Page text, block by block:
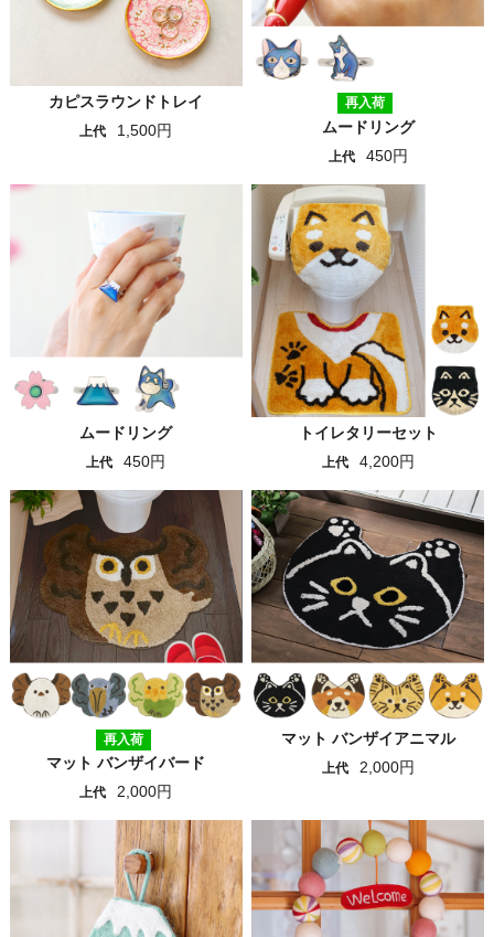
カピスラウンドトレイ
上代 1,500円
再入荷
ムードリング
上代 450円
ムードリング
上代 450円
トイレタリーセット
上代 4,200円
再入荷
マット バンザイバード
上代 2,000円
マット バンザイアニマル
上代 2,000円